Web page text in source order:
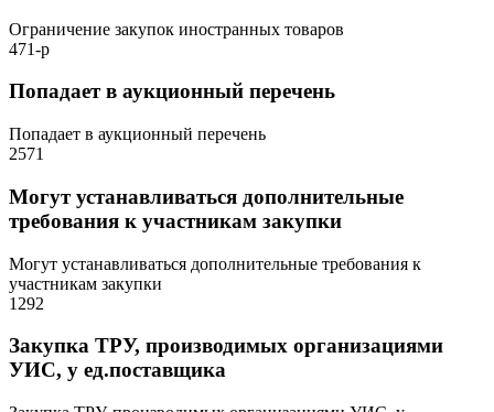
Ограничение закупок иностранных товаров
471-р
Попадает в аукционный перечень
Попадает в аукционный перечень
2571
Могут устанавливаться дополнительные
требования к участникам закупки
Могут устанавливаться дополнительные требования к
участникам закупки
1292
Закупка ТРУ, производимых организациями
УИС, у ед.поставщика